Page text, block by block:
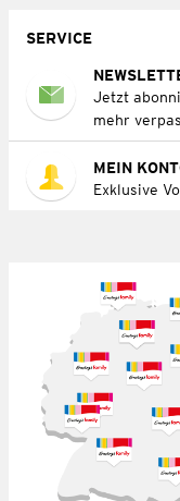
SERVICE
Jetzt
mehr
MEIN
Exklusive